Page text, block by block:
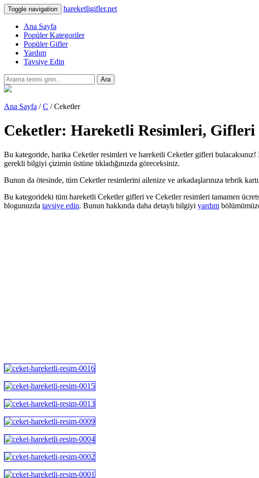
Toggle navigation hareketligifler.net
Ana Sayfa
Popüler Kategoriler
Popüler Gifler
Yardım
Tavsiye Edin
Ara
Ana Sayfa /C / Ceketler
Ceketler: Hareketli Resimleri, Gifleri
Bu kategoride, harika Ceketler resimleri ve hareketli Ceketler gifleri
gerekli bilgiyi çizimin üstüne tıkladığınızda göreceksiniz.
Bunun da ötesinde, tüm Ceketler resimlerini ailenize ve arkadaşlarınıza tebrik
Bu kategorideki tüm hareketli Ceketler gifleri ve Ceketler resimleri tamamen
blogunuzda tavsiye edin. Bunun hakkında daha detaylı bilgiyi yardım